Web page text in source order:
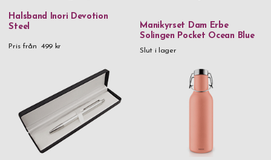
Halsband Inori Devotion
Steel
Pris från 499 kr
Manikyrset Dam Erbe
Solingen Pocket Ocean Blue
Slut i lager